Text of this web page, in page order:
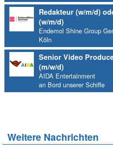
Redakteur (w/m/d)
(w/m/d)
Endemol Shine Group
Köln
Senior Video
(m/w/d)
AIDA Entertainment
an Bord unserer Schiffe
Weitere Nachrichten